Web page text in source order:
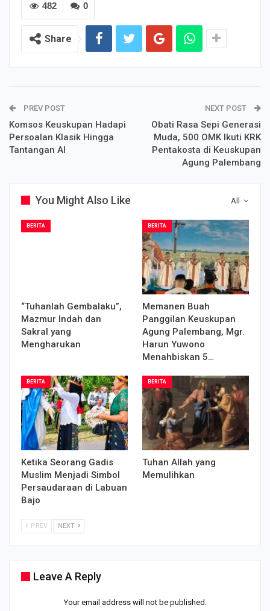
0
482
Share
PREV POST
Komsos Keuskupan Hadapi
Persoalan Klasik Hingga
Tantangan AI
NEXT POST
Obati Rasa Sepi Generasi
Muda, 500 OMK Ikuti KRK
Pentakosta di Keuskupan
Agung Palembang
All
You Might Also Like
BERITA
“Tuhanlah Gembalaku”,
Mazmur Indah dan
Sakral yang
Mengharukan
BERITA
Memanen Buah
Panggilan Keuskupan
Agung Palembang, Mgr.
Harun Yuwono
Menahbiskan 5…
BERITA
Ketika Seorang Gadis
Muslim Menjadi Simbol
Persaudaraan di Labuan
Bajo
BERITA
Tuhan Allah yang
Memulihkan
PREV NEXT
Leave A Reply
Your email address will not be published.